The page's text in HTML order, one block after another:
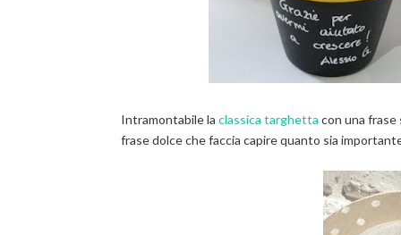
Intramontabile la classica targhetta con una frase
frase dolce che faccia capire quanto sia